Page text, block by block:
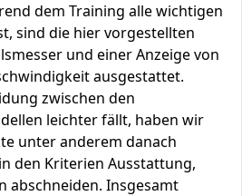
dem Training alle wichtigen
sind die hier vorgestellten
und einer Anzeige von
ausgestattet.
zwischen den
leichter fällt, haben wir
unter anderem danach
den Kriterien Ausstattung,
abschneiden. Insgesamt